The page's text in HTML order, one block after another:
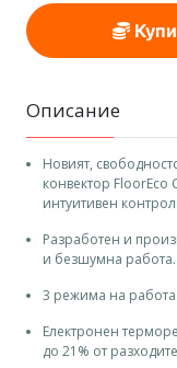
Описание
Новият,
конвектор FloorEco
интуитивен
Разработен и
и безшумна работа.
3 режима на
Електронен
до 21% от